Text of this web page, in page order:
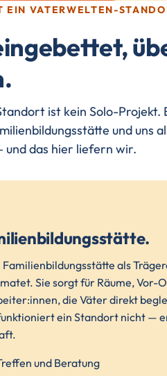
EIN VATERWELTEN-
ist kein Solo-
und uns
und das hier liefern wir.
als
Sie sorgt für Räume, Vor-
die Väter direkt
ein Standort nicht —
und Beratung